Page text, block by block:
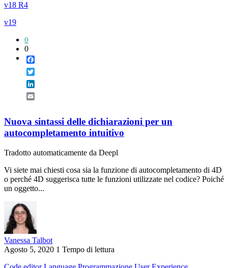
v18 R4
v19
0
0
Nuova sintassi delle dichiarazioni per un
autocompletamento intuitivo
Tradotto automaticamente da Deepl
Vi siete mai chiesti cosa sia la funzione di autocompletamento di 4D
o perché 4D suggerisca tutte le funzioni utilizzate nel codice? Poiché
un oggetto...
Vanessa Talbot
Agosto 5, 2020 1 Tempo di lettura